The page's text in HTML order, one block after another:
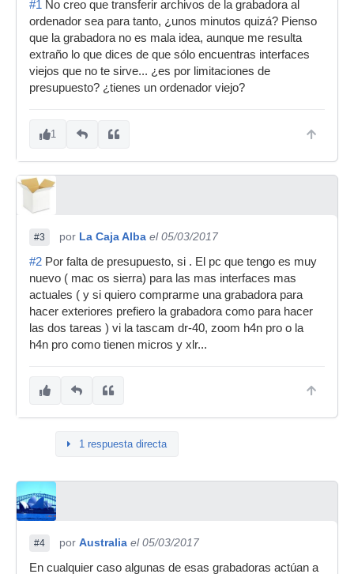
#1 No creo que transferir archivos de la grabadora al
ordenador sea para tanto, ¿unos minutos quizá? Pienso
que la grabadora no es mala idea, aunque me resulta
extraño lo que dices de que sólo encuentras interfaces
viejos que no te sirve... ¿es por limitaciones de
presupuesto? ¿tienes un ordenador viejo?
1
#3 por La Caja Alba el 05/03/2017
#2 Por falta de presupuesto, si . El pc que tengo es muy
nuevo ( mac os sierra) para las mas interfaces mas
actuales ( y si quiero comprarme una grabadora para
hacer exteriores prefiero la grabadora como para hacer
las dos tareas ) vi la tascam dr-40, zoom h4n pro o la
h4n pro como tienen micros y xlr...
1 respuesta directa
#4 por Australia el 05/03/2017
En cualquier caso algunas de esas grabadoras actúan a